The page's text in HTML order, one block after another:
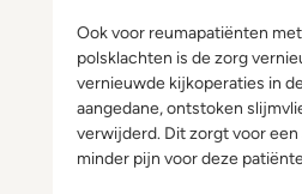
Ook voor reumapatiënten
polsklachten is de zorg
vernieuwde kijkoperaties in
aangedane, ontstoken
verwijderd. Dit zorgt voor
minder pijn voor deze